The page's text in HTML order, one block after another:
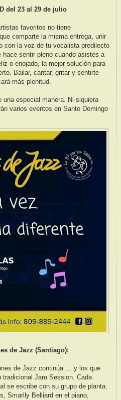
del 23 al 29 de julio
favoritos no tiene
comparte la misma entrega, unir
con la voz de tu vocalista predilecto
sentir pleno cuando asistes a
o enojado, la mejor solución para
Bailar, cantar, gritar y sentirte
más plenitud.
especial manera. Ni siquiera
varios eventos en Santo Domingo
de Jazz (Santiago):
de Jazz continúa … y los que
tradicional Jam Session. Cada
se escribe con su grupo de planta:
Smarlly Belliard en el piano,